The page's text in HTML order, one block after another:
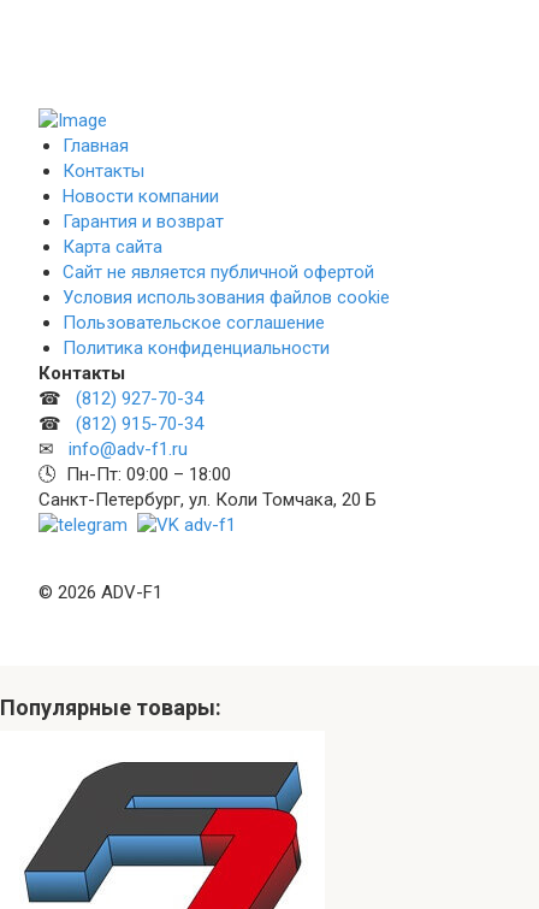
Главная
Контакты
Новости компании
Гарантия и возврат
Карта сайта
Сайт не является публичной офертой
Условия использования файлов cookie
Пользовательское соглашение
Политика конфиденциальности
Контакты
☎ (812) 927-70-34
☎ (812) 915-70-34
✉ info@adv-f1.ru
🕓 Пн-Пт: 09:00 – 18:00
Санкт-Петербург, ул. Коли Томчака, 20 Б
© 2026 ADV-F1
Популярные товары: